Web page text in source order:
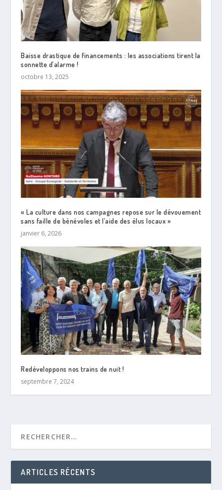
Baisse drastique de financements : les associations tirent la
sonnette d’alarme !
octobre 13, 2025
« La culture dans nos campagnes repose sur le dévouement
sans faille de bénévoles et l’aide des élus locaux »
janvier 6, 2026
Redéveloppons nos trains de nuit !
septembre 7, 2024
ARTICLES RÉCENTS